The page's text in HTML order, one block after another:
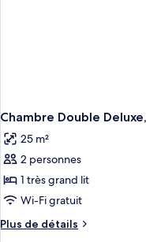
Chambre Double
25 m²
2 personnes
1 très grand lit
Wi-Fi gratuit
Plus de détails
Plus